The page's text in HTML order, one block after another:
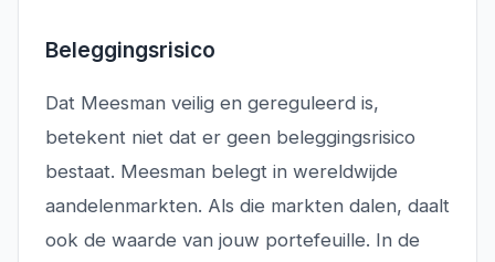
Beleggingsrisico
Dat Meesman veilig en gereguleerd is,
betekent niet dat er geen beleggingsrisico
bestaat. Meesman belegt in wereldwijde
aandelenmarkten. Als die markten dalen, daalt
ook de waarde van jouw portefeuille. In de